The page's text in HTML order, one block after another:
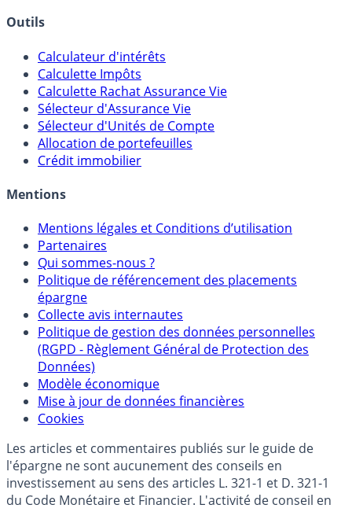
Outils
Calculateur d'intérêts
Calculette Impôts
Calculette Rachat Assurance Vie
Sélecteur d'Assurance Vie
Sélecteur d'Unités de Compte
Allocation de portefeuilles
Crédit immobilier
Mentions
Mentions légales et Conditions d’utilisation
Partenaires
Qui sommes-nous ?
Politique de référencement des placements
épargne
Collecte avis internautes
Politique de gestion des données personnelles
(RGPD - Règlement Général de Protection des
Données)
Modèle économique
Mise à jour de données financières
Cookies
Les articles et commentaires publiés sur le guide de
l'épargne ne sont aucunement des conseils en
investissement au sens des articles L. 321-1 et D. 321-1
du Code Monétaire et Financier. L'activité de conseil en